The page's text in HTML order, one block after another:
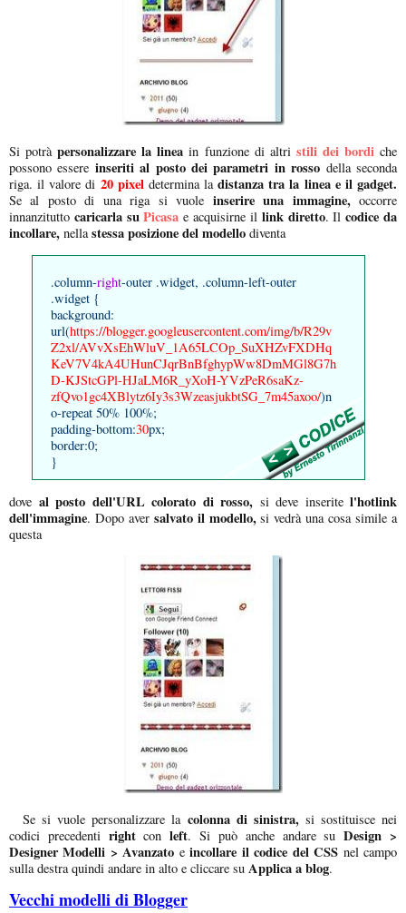
Si potràpersonalizzare la linea in funzione di altri stili dei bordi che
possono essere inseriti al posto dei parametri in rosso della seconda
riga. il valore di 20 pixel determina ladistanza tra la linea e il gadget.
Se al posto di una riga si vuole inserire una immagine, occorre
innanzitutto caricarla suPicasa e acquisirne il link diretto. Ilcodice da
incollare, nella stessa posizione del modello diventa
.column-right-outer .widget, .column-left-outer
.widget {
background:
url(https://blogger.googleusercontent.com/img/b/R29v
Z2xl/AVvXsEhWluV_1A65LCOp_SuXHZvFXDHq
KeV7V4kA4UHunCJqrBnBfghypWw8DmMGl8G7h
D-KJStcGPl-HJaLM6R_yXoH-YVzPeR6saKz-
zfQvo1gc4XBlytz6Iy3s3WzeasjukbtSG_7m45axoo/)n
o-repeat 50% 100%;
padding-bottom:30px;
border:0;
}
dove al posto dell'URL colorato di rosso, si deve inseritel'hotlink
dell'immagine. Dopo aver salvato il modello, si vedrà una cosa simile a
questa
Se si vuole personalizzare la colonna di sinistra,si sostituisce nei
codici precedentirightcon left. Si può anche andare suDesign >
Designer Modelli > Avanzato eincollare il codice del CSS nel campo
sulla destra quindi andare in alto e cliccare su Applica a blog.
Vecchi modelli di Blogger